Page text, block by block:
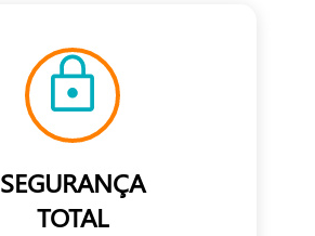
SEGURANÇA
TOTAL